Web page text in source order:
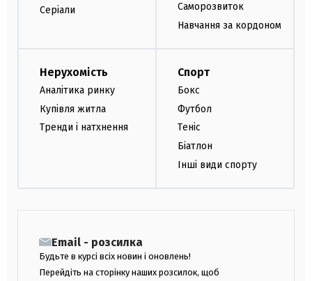
Серіали
Саморозвиток
Навчання за кордоном
Нерухомість
Аналітика ринку
Купівля житла
Тренди і натхнення
Спорт
Бокс
Футбол
Теніс
Біатлон
Інші види спорту
Email - розсилка
Будьте в курсі всіх новин і оновлень!
Перейдіть на сторінку наших розсилок, щоб